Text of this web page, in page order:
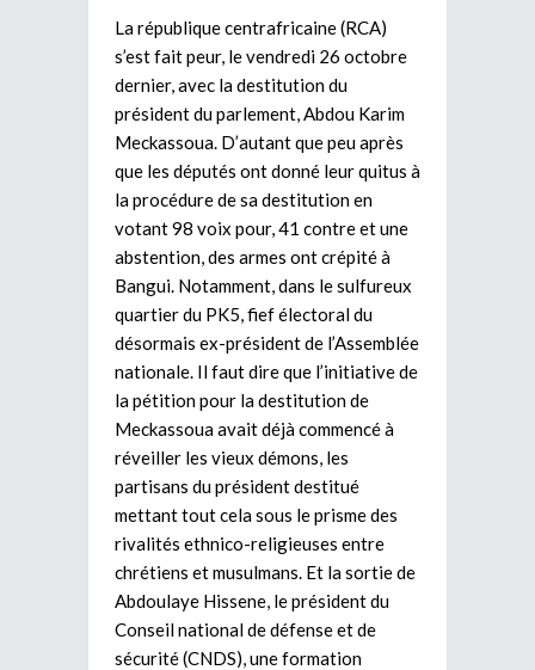
La république centrafricaine (RCA)
s’est fait peur, le vendredi 26 octobre
dernier, avec la destitution du
président du parlement, Abdou Karim
Meckassoua. D’autant que peu après
que les députés ont donné leur quitus à
la procédure de sa destitution en
votant 98 voix pour, 41 contre et une
abstention, des armes ont crépité à
Bangui. Notamment, dans le sulfureux
quartier du PK5, fief électoral du
désormais ex-président de l’Assemblée
nationale. Il faut dire que l’initiative de
la pétition pour la destitution de
Meckassoua avait déjà commencé à
réveiller les vieux démons, les
partisans du président destitué
mettant tout cela sous le prisme des
rivalités ethnico-religieuses entre
chrétiens et musulmans. Et la sortie de
Abdoulaye Hissene, le président du
Conseil national de défense et de
sécurité (CNDS), une formation